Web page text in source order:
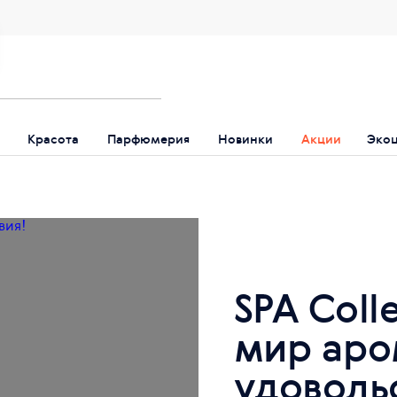
Красота Парфюмерия Новинки Акции
SPA
мир